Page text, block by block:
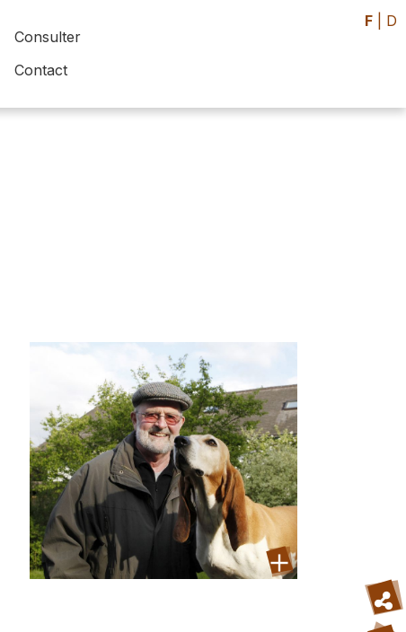
Consulter
Contact
F D